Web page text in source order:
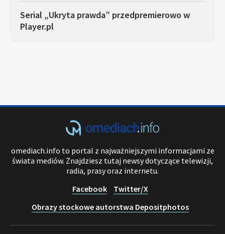
Serial „Ukryta prawda” przedpremierowo w
Player.pl
omediach.info to portal z najważniejszymi informacjami ze
świata mediów. Znajdziesz tutaj newsy dotyczące telewizji,
radia, prasy oraz internetu.
Facebook
Twitter/X
Obrazy stockowe autorstwa Depositphotos